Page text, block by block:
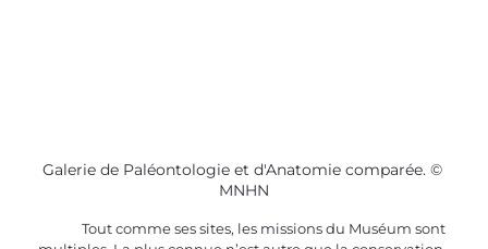
Galerie de Paléontologie et d'Anatomie comparée. ©
MNHN
	Tout comme ses sites, les missions du Muséum sont